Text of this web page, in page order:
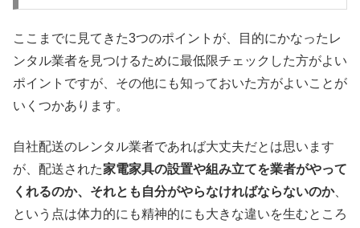
ここまでに見てきた3つのポイントが、目的にかなったレ
ンタル業者を見つけるために最低限チェックした方がよい
ポイントですが、その他にも知っておいた方がよいことが
いくつかあります。
自社配送のレンタル業者であれば大丈夫だとは思います
が、配送された家電家具の設置や組み立てを業者がやって
くれるのか、それとも自分がやらなければならないのか、
という点は体力的にも精神的にも大きな違いを生むところ